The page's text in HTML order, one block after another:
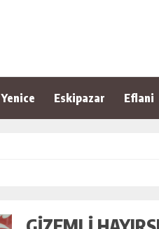
Yenice Eskipazar Eflani